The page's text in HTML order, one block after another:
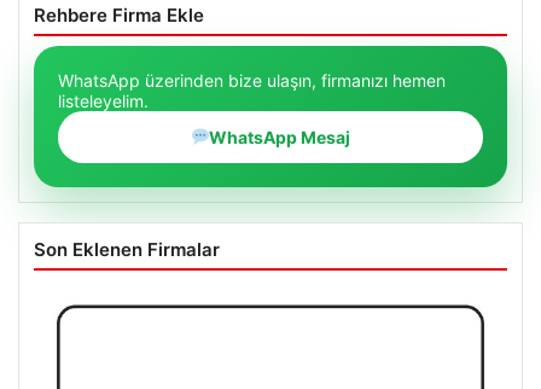
Rehbere Firma Ekle
WhatsApp üzerinden bize ulaşın, firmanızı hemen
listeleyelim.
WhatsApp Mesaj
Son Eklenen Firmalar